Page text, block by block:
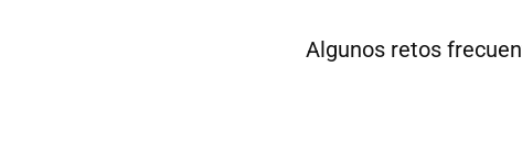
Algunos retos